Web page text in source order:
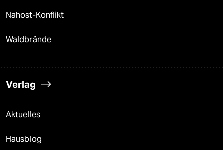
Nahost-Konflikt
Waldbrände
Verlag
Aktuelles
Hausblog